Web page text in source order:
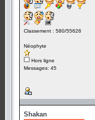
Classement : 580/55626
Néophyte
Hors ligne
Messages: 45
Shakan